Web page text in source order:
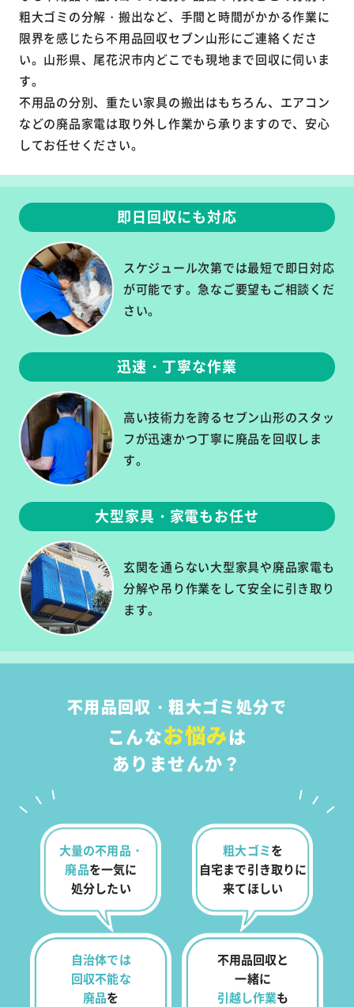
粗大ゴミの分解・搬出など、手間と時間がかかる作業に
限界を感じたら不用品回収セブン山形にご連絡くださ
い。山形県、尾花沢市内どこでも現地まで回収に伺いま
す。
不用品の分別、重たい家具の搬出はもちろん、エアコン
などの廃品家電は取り外し作業から承りますので、安心
してお任せください。
即日回収にも対応
スケジュール次第では最短で即日対応
が可能です。急なご要望もご相談くだ
さい。
迅速・丁寧な作業
高い技術力を誇るセブン山形のスタッ
フが迅速かつ丁寧に廃品を回収しま
す。
大型家具・家電もお任せ
玄関を通らない大型家具や廃品家電も
分解や吊り作業をして安全に引き取り
ます。
不用品回収・粗大ゴミ処分で
こんなお悩みは
ありませんか？
大量の不用品・
廃品を一気に
処分したい
粗大ゴミを
自宅まで引き取りに
来てほしい
自治体では
回収不能な
廃品を
不用品回収と
一緒に
引越し作業も